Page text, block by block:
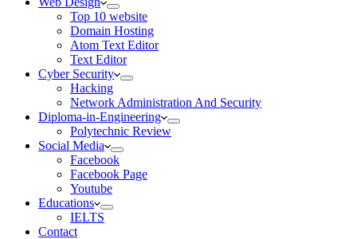
Top 10 website
Domain Hosting
Atom Text Editor
Text Editor
Cyber Security
Hacking
Network Administration And Security
Diploma-in-Engineering
Polytechnic Review
Social Media
Facebook
Facebook Page
Youtube
Educations
IELTS
Contact